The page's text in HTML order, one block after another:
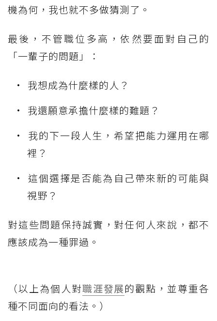
機為何，我也就不多做猜測了。
最後，不管職位多高，依然要面對自己的
「一輩子的問題」：
我想成為什麼樣的人？
我還願意承擔什麼樣的難題？
我的下一段人生，希望把能力運用在哪
裡？
這個選擇是否能為自己帶來新的可能與
視野？
對這些問題保持誠實，對任何人來說，都不
應該成為一種罪過。
（以上為個人對職涯發展的觀點，並尊重各
種不同面向的看法。）